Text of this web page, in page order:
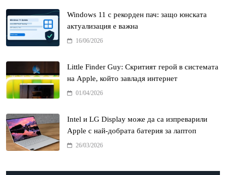
Windows 11 с рекорден пач: защо юнската
актуализация е важна
16/06/2026
Little Finder Guy: Скритият герой в системата
на Apple, който завладя интернет
01/04/2026
Intel и LG Display може да са изпреварили
Apple с най-добрата батерия за лаптоп
26/03/2026